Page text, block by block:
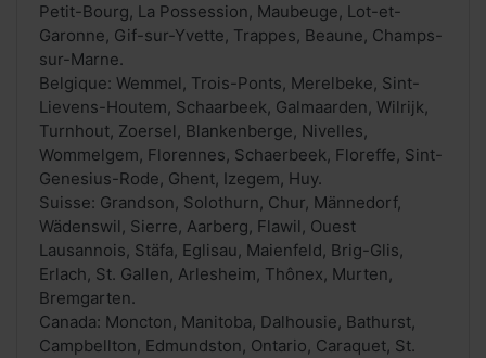
Petit-Bourg, La Possession, Maubeuge, Lot-et-
Garonne, Gif-sur-Yvette, Trappes, Beaune, Champs-
sur-Marne.
Belgique: Wemmel, Trois-Ponts, Merelbeke, Sint-
Lievens-Houtem, Schaarbeek, Galmaarden, Wilrijk,
Turnhout, Zoersel, Blankenberge, Nivelles,
Wommelgem, Florennes, Schaerbeek, Floreffe, Sint-
Genesius-Rode, Ghent, Izegem, Huy.
Suisse: Grandson, Solothurn, Chur, Männedorf,
Wädenswil, Sierre, Aarberg, Flawil, Ouest
Lausannois, Stäfa, Eglisau, Maienfeld, Brig-Glis,
Erlach, St. Gallen, Arlesheim, Thônex, Murten,
Bremgarten.
Canada: Moncton, Manitoba, Dalhousie, Bathurst,
Campbellton, Edmundston, Ontario, Caraquet, St.